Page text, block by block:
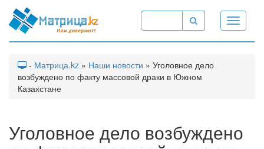
Toggle
- Матрица.kz » Наши новости » Уголовное дело
возбуждено по факту массовой драки в Южном
Казахстане
Уголовное дело возбуждено